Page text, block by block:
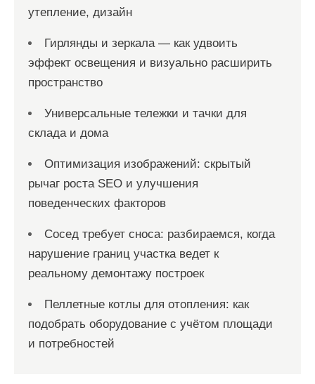
утепление, дизайн
Гирлянды и зеркала — как удвоить
эффект освещения и визуально расширить
пространство
Универсальные тележки и тачки для
склада и дома
Оптимизация изображений: скрытый
рычаг роста SEO и улучшения
поведенческих факторов
Сосед требует сноса: разбираемся, когда
нарушение границ участка ведет к
реальному демонтажу построек
Пеллетные котлы для отопления: как
подобрать оборудование с учётом площади
и потребностей